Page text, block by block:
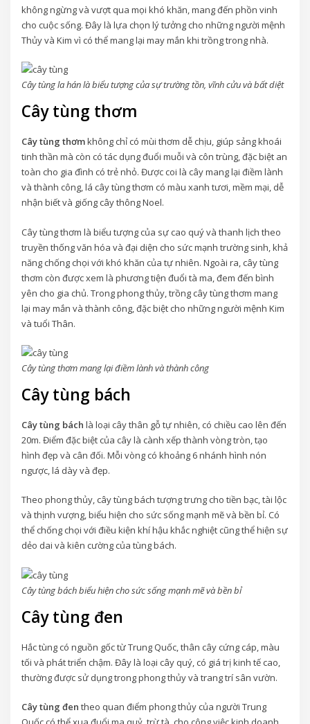
không ngừng và vượt qua mọi khó khăn, mang đến phồn vinh
cho cuộc sống. Đây là lựa chọn lý tưởng cho những người mệnh
Thủy và Kim vì có thể mang lại may mắn khi trồng trong nhà.
Cây tùng la hán là biểu tượng của sự trường tồn, vĩnh cửu và bất diệt
Cây tùng thơm
Cây tùng thơmkhông chỉ có mùi thơm dễ chịu, giúp sảng khoái
tinh thần mà còn có tác dụng đuổi muỗi và côn trùng, đặc biệt an
toàn cho gia đình có trẻ nhỏ. Được coi là cây mang lại điềm lành
và thành công, lá cây tùng thơm có màu xanh tươi, mềm mại, dễ
nhận biết và giống cây thông Noel.
Cây tùng thơm là biểu tượng của sự cao quý và thanh lịch theo
truyền thống văn hóa và đại diện cho sức mạnh trường sinh, khả
năng chống chọi với khó khăn của tự nhiên. Ngoài ra, cây tùng
thơm còn được xem là phương tiện đuổi tà ma, đem đến bình
yên cho gia chủ. Trong phong thủy, trồng cây tùng thơm mang
lại may mắn và thành công, đặc biệt cho những người mệnh Kim
và tuổi Thân.
Cây tùng thơm mang lại điềm lành và thành công
Cây tùng bách
Cây tùng bách là loại cây thân gỗ tự nhiên, có chiều cao lên đến
20m. Điểm đặc biệt của cây là cành xếp thành vòng tròn, tạo
hình đẹp và cân đối. Mỗi vòng có khoảng 6 nhánh hình nón
ngược, lá dày và đẹp.
Theo phong thủy, cây tùng bách tượng trưng cho tiền bạc, tài lộc
và thịnh vượng, biểu hiện cho sức sống mạnh mẽ và bền bỉ. Có
thể chống chọi với điều kiện khí hậu khắc nghiệt cũng thể hiện sự
dẻo dai và kiên cường của tùng bách.
Cây tùng bách biểu hiện cho sức sống mạnh mẽ và bền bỉ
Cây tùng đen
Hắc tùng có nguồn gốc từ Trung Quốc, thân cây cứng cáp, màu
tối và phát triển chậm. Đây là loại cây quý, có giá trị kinh tế cao,
thường được sử dụng trong phong thủy và trang trí sân vườn.
Cây tùng đen theo quan điểm phong thủy của người Trung